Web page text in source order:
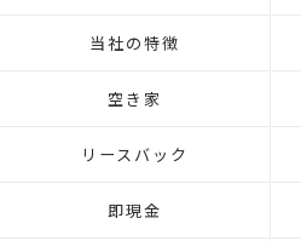
当社の特徴
空き家
リースバック
即現金